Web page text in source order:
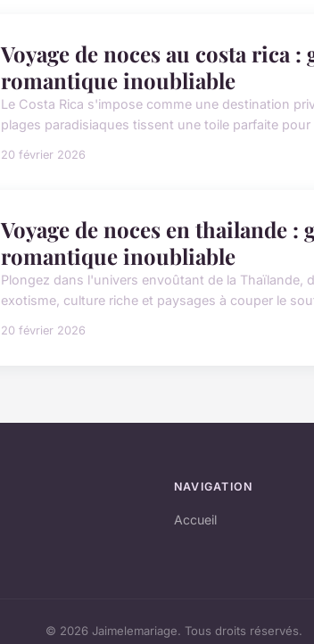
Voyage de noces au costa rica
romantique inoubliable
Le Costa Rica s'impose comme une destination
plages paradisiaques tissent une toile parfaite
20 février 2026
Voyage de noces en thailande
romantique inoubliable
Plongez dans l'univers envoûtant de la Thaïlande,
exotisme, culture riche et paysages à couper le
20 février 2026
NAVIGATION
Accueil
© 2026 Jaimelemariage. Tous droits réservés.